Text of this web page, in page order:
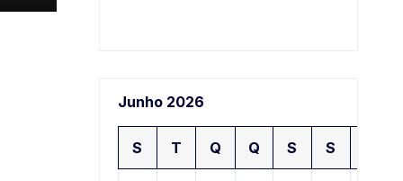
Junho 2026
S T Q Q S S